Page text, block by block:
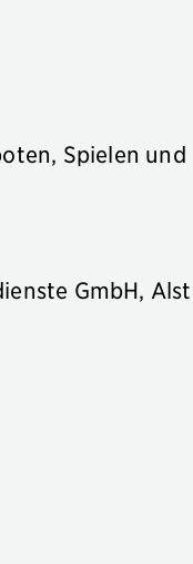
Spielen und
GmbH,